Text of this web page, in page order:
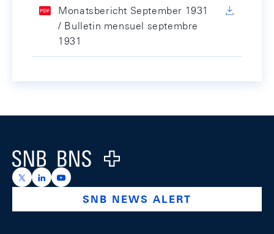
Monatsbericht September 1931
/ Bulletin mensuel septembre
1931
Logo
https://x.com/snb_bns
https://ch.linkedin.com/company/swiss-national-
https://www.youtube.com/@swissnationalbank
SNB NEWS ALERT